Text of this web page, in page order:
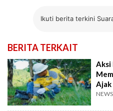
Ikuti berita terkini
BERITA TERKAIT
Aksi
Ajak
NEWS